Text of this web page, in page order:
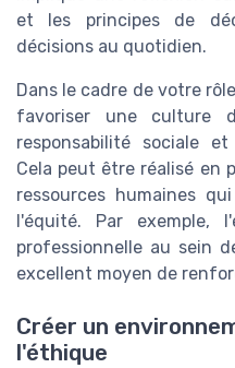
et les principes de
décisions au quotidien.
Dans le cadre de votre
favoriser une culture
responsabilité sociale
Cela peut être réalisé en
ressources humaines
l'équité. Par exemple,
professionnelle au sein
excellent moyen de
Créer un
l'éthique